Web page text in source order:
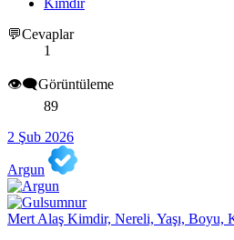
💬Cevaplar
1
👁️‍🗨️Görüntüleme
89
2 Şub 2026
Argun
Mert Alaş Kimdir, Nereli, Yaşı, Boyu,